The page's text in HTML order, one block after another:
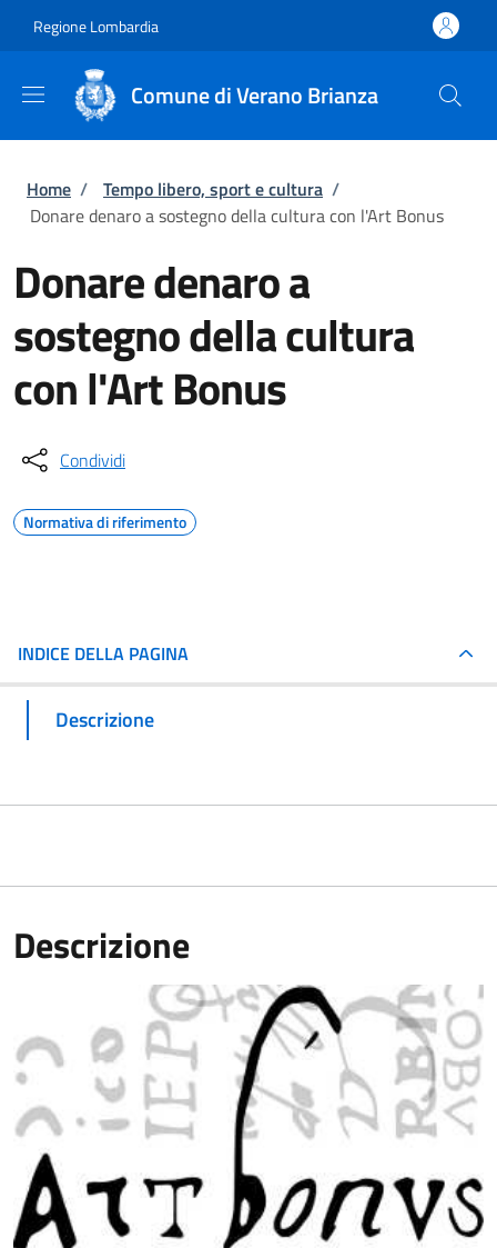
Regione Lombardia
Comune di Verano Brianza
Briciole di pane
Home / Tempo libero, sport e cultura /
Donare denaro a sostegno della cultura con l'Art Bonus
Donare denaro a
sostegno della cultura
con l'Art Bonus
Condividi
Normativa di riferimento
INDICE DELLA PAGINA
Descrizione
Descrizione